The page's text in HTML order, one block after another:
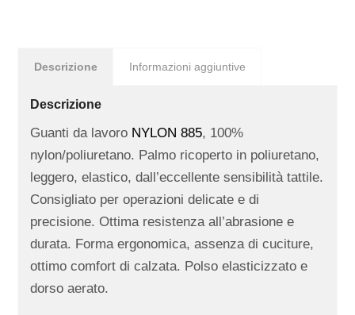
Descrizione Informazioni aggiuntive
Descrizione
Guanti da lavoro NYLON 885, 100%
nylon/poliuretano. Palmo ricoperto in poliuretano,
leggero, elastico, dall’eccellente sensibilità tattile.
Consigliato per operazioni delicate e di
precisione. Ottima resistenza all’abrasione e
durata. Forma ergonomica, assenza di cuciture,
ottimo comfort di calzata. Polso elasticizzato e
dorso aerato.